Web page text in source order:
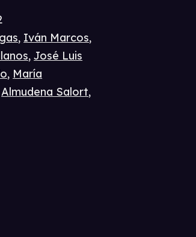
, Iván Marcos,
,José Luis
, María
Almudena Salort,